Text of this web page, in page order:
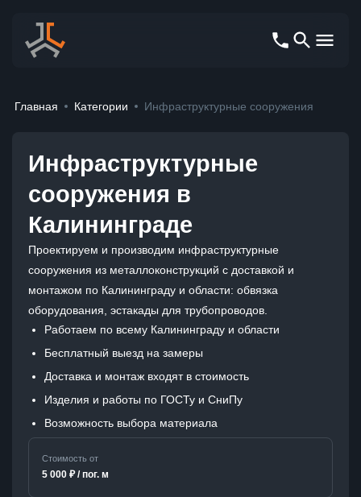
Главная Категории Инфраструктурные сооружения
Инфраструктурные
сооружения в
Калининграде
Проектируем и производим инфраструктурные
сооружения из металлоконструкций с доставкой и
монтажом по Калининграду и области: обвязка
оборудования, эстакады для трубопроводов.
Работаем по всему Калининграду и области
Бесплатный выезд на замеры
Доставка и монтаж входят в стоимость
Изделия и работы по ГОСТу и СниПу
Возможность выбора материала
Стоимость от
5 000 ₽ / пог. м